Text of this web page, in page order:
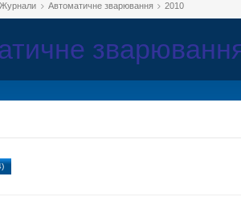
Журнали Автоматичне зварювання 2010